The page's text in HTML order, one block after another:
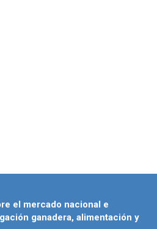
el mercado nacional e
ganadera, alimentación y